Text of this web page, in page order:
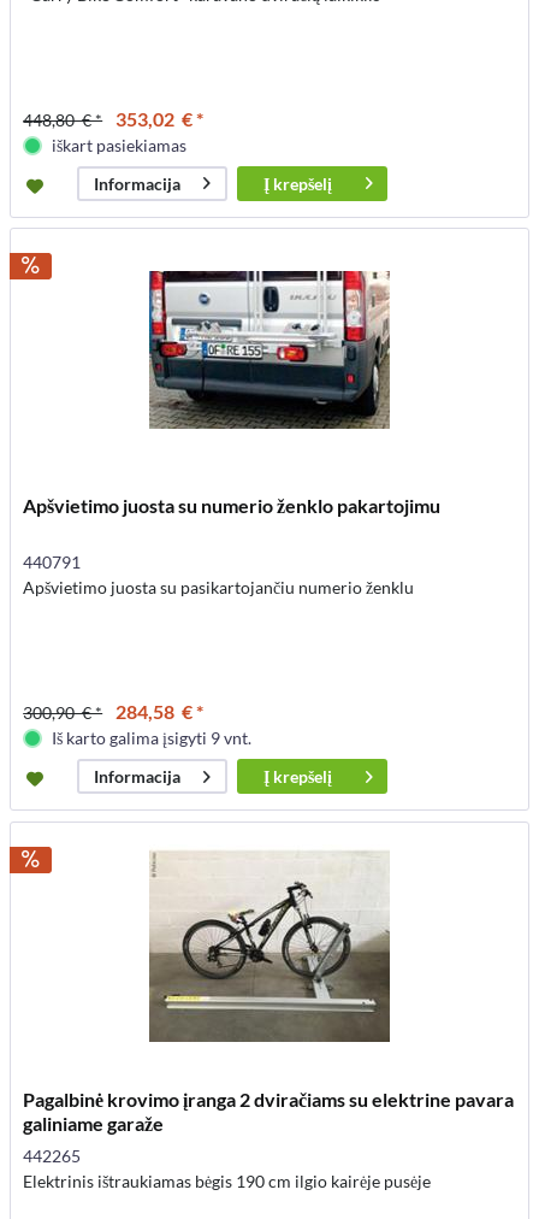
448,80 € * 353,02 € *
iškart pasiekiamas
Informacija
Į krepšelį
Apšvietimo juosta su numerio ženklo pakartojimu
440791
Apšvietimo juosta su pasikartojančiu numerio ženklu
300,90 € * 284,58 € *
Iš karto galima įsigyti 9 vnt.
Informacija
Į krepšelį
Pagalbinė krovimo įranga 2 dviračiams su elektrine pavara
galiniame garaže
442265
Elektrinis ištraukiamas bėgis 190 cm ilgio kairėje pusėje